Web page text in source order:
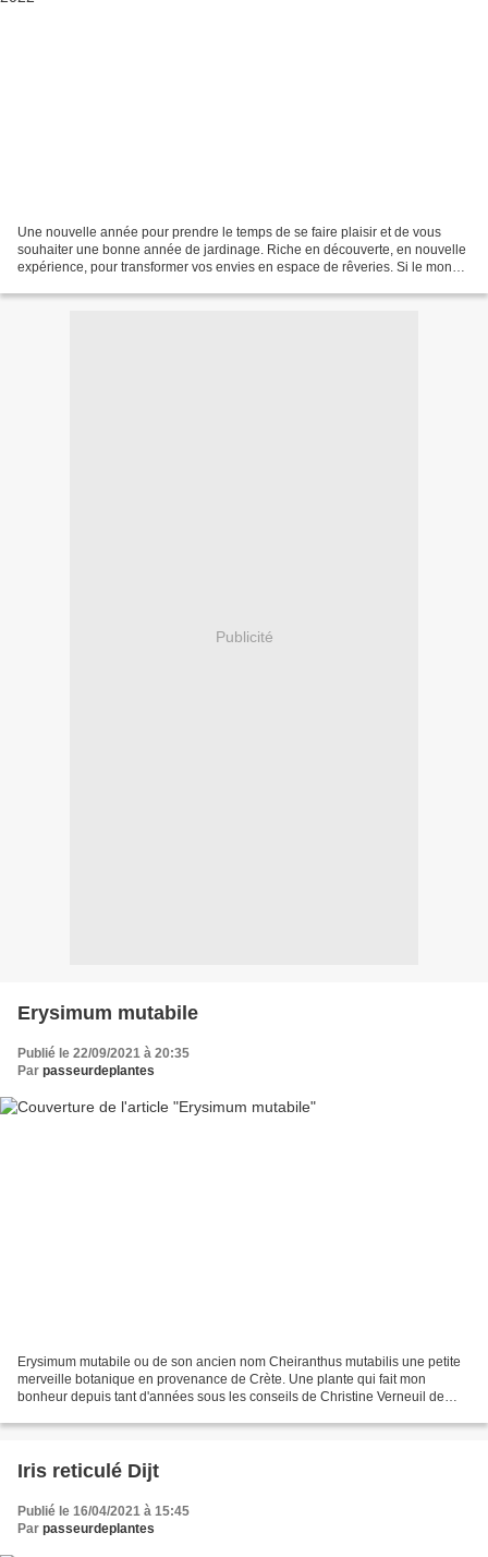
Une nouvelle année pour prendre le temps de se faire plaisir et de vous
souhaiter une bonne année de jardinage. Riche en découverte, en nouvelle
expérience, pour transformer vos envies en espace de rêveries. Si le monde
Publicité
Erysimum mutabile
Publié le 22/09/2021 à 20:35
Par passeurdeplantes
Erysimum mutabile ou de son ancien nom Cheiranthus mutabilis une petite
merveille botanique en provenance de Crète. Une plante qui fait mon
bonheur depuis tant d'années sous les conseils de Christine Verneuil de
Iris reticulé Dijt
Publié le 16/04/2021 à 15:45
Par passeurdeplantes